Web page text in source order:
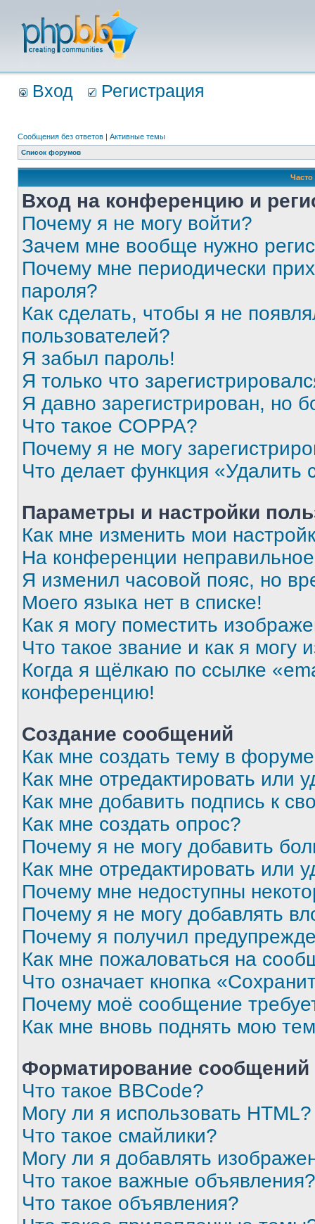
Вход Регистрация
Сообщения без ответов | Активные темы
Список форумов
Вход на конференцию и
Почему я не могу войти?
Зачем мне вообще нужно
Почему мне периодически
пароля?
Как сделать, чтобы я не
пользователей?
Я забыл пароль!
Я только что
Я давно зарегистрирован, но
Что такое COPPA?
Почему я не могу
Что делает функция «Удалить
Параметры и настройки
Как мне изменить мои
На конференции
Я изменил часовой пояс, но
Моего языка нет в списке!
Как я могу поместить
Что такое звание и как я могу
Когда я щёлкаю по ссылке
конференцию!
Создание сообщений
Как мне создать тему в
Как мне отредактировать или
Как мне добавить подпись к
Как мне создать опрос?
Почему я не могу добавить
Как мне отредактировать или
Почему мне недоступны
Почему я не могу добавлять
Почему я получил
Как мне пожаловаться на
Что означает кнопка
Почему моё сообщение
Как мне вновь поднять мою
Форматирование
Что такое BBCode?
Могу ли я использовать HTML?
Что такое смайлики?
Могу ли я добавлять
Что такое важные объявления?
Что такое объявления?